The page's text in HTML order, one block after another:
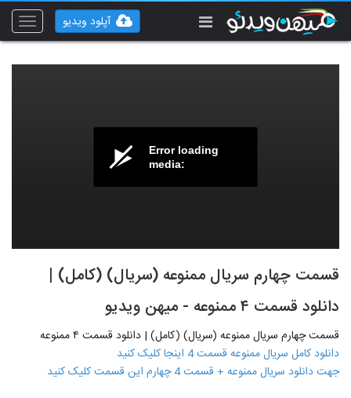
Toggle
آپلود ویدیو
Error loading
media:
قسمت چهارم سریال ممنوعه (سریال) (کامل) |
دانلود قسمت ۴ ممنوعه - میهن ویدیو
قسمت چهارم سریال ممنوعه (سریال) (کامل) | دانلود قسمت ۴ ممنوعه
دانلود کامل سریال ممنوعه قسمت 4 اینجا کلیک کنید
جهت دانلود سریال ممنوعه + قسمت 4 چهارم این قسمت کلیک کنید